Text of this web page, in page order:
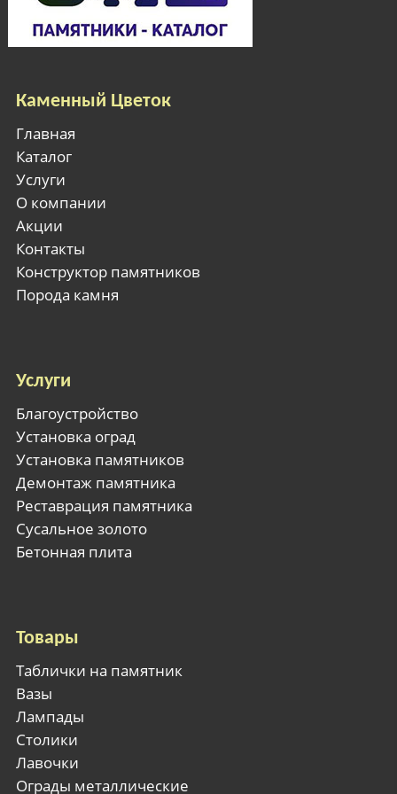
Каменный Цветок
Главная
Каталог
Услуги
О компании
Акции
Контакты
Конструктор памятников
Порода камня
Услуги
Благоустройство
Установка оград
Установка памятников
Демонтаж памятника
Реставрация памятника
Сусальное золото
Бетонная плита
Товары
Таблички на памятник
Вазы
Лампады
Столики
Лавочки
Ограды металлические